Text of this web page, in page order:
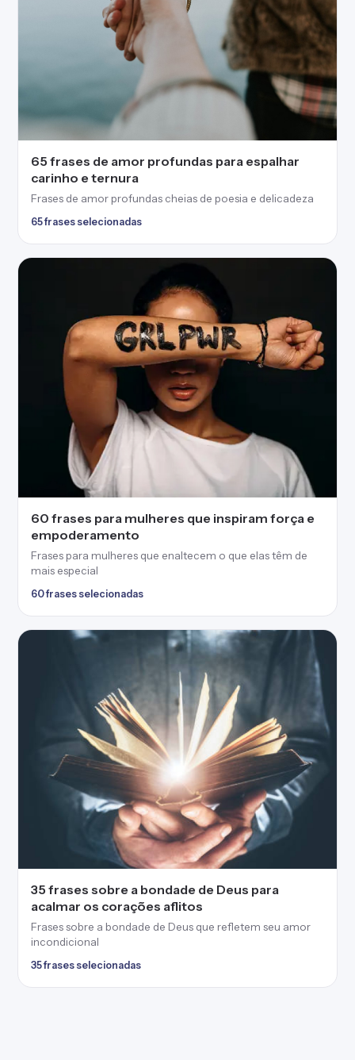
65 frases de amor profundas para espalhar
carinho e ternura
Frases de amor profundas cheias de poesia e delicadeza
65 frases selecionadas
60 frases para mulheres que inspiram força e
empoderamento
Frases para mulheres que enaltecem o que elas têm de
mais especial
60 frases selecionadas
35 frases sobre a bondade de Deus para
acalmar os corações aflitos
Frases sobre a bondade de Deus que refletem seu amor
incondicional
35 frases selecionadas